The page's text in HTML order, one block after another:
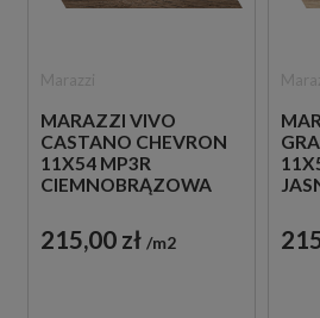
MARAZZI VIVO
CASTANO CHEVRON
11X54 MP3R
CIEMNOBRĄZOWA
DREWNOPODOBNA
215,00 zł m2